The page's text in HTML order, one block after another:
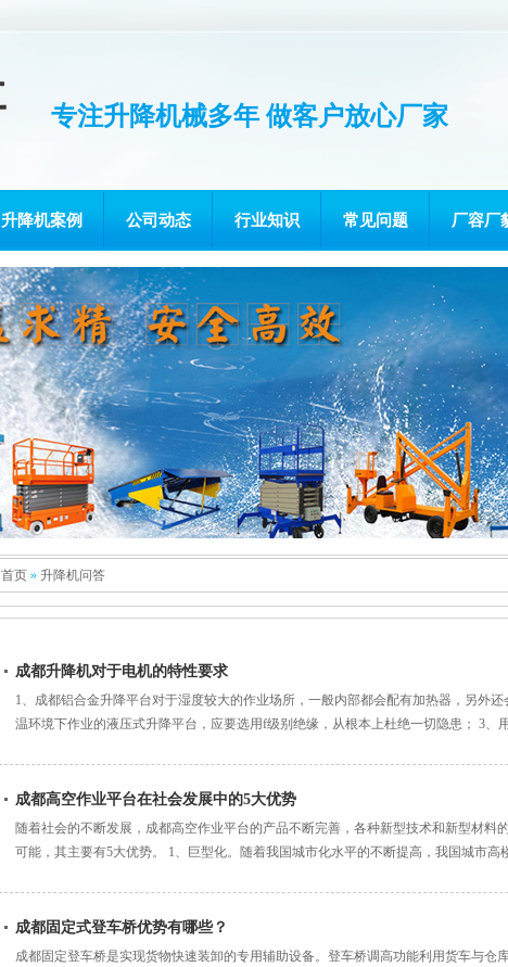
专注升降机械多年 做客户放心厂家
升降机案例 公司动态 行业知识 常见问题 厂容厂
首页 » 升降机问答
成都升降机对于电机的特性要求
1、成都铝合金升降平台对于湿度较大的作业场所，一般内部都会配有加热器，另外
温环境下作业的液压式升降平台，应要选用f级别绝缘，从根本上杜绝一切隐患； 3、
成都高空作业平台在社会发展中的5大优势
随着社会的不断发展，成都高空作业平台的产品不断完善，各种新型技术和新型材料
可能，其主要有5大优势。 1、巨型化。随着我国城市化水平的不断提高，我国城市
成都固定式登车桥优势有哪些？
成都固定登车桥是实现货物快速装卸的专用辅助设备。登车桥调高功能利用货车与仓